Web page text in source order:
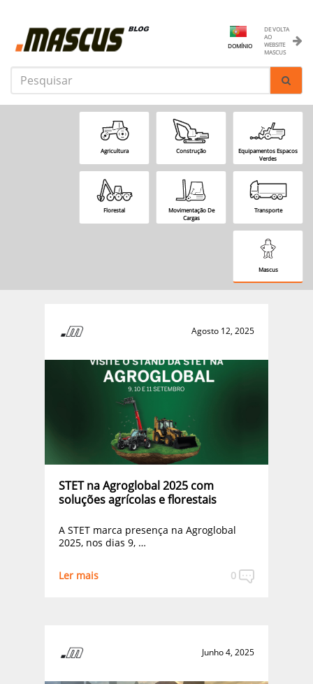
DE VOLTA
AO
WEBSITE
MASCUS
DOMÍNIO
Agricultura Construção
Equipamentos Espacos
Verdes
Florestal
Movimentação De
Cargas
Transporte
Mascus
Agosto 12, 2025
STET na Agroglobal 2025 com
soluções agrícolas e florestais
A STET marca presença na Agroglobal
2025, nos dias 9, …
0
Ler mais
Junho 4, 2025